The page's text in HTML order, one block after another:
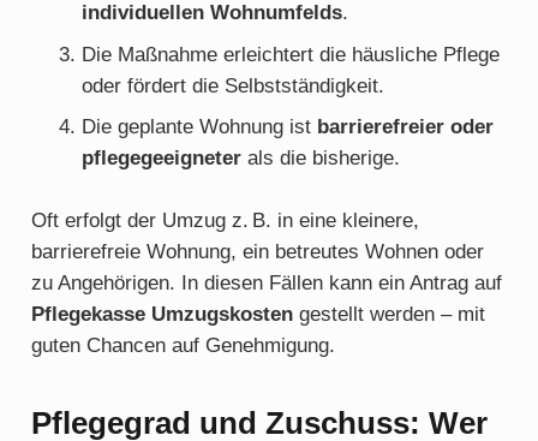
individuellen Wohnumfelds.
Die Maßnahme erleichtert die häusliche Pflege
oder fördert die Selbstständigkeit.
Die geplante Wohnung ist barrierefreier oder
pflegegeeigneter als die bisherige.
Oft erfolgt der Umzug z. B. in eine kleinere,
barrierefreie Wohnung, ein betreutes Wohnen oder
zu Angehörigen. In diesen Fällen kann ein Antrag auf
Pflegekasse Umzugskostengestellt werden – mit
guten Chancen auf Genehmigung.
Pflegegrad und Zuschuss: Wer